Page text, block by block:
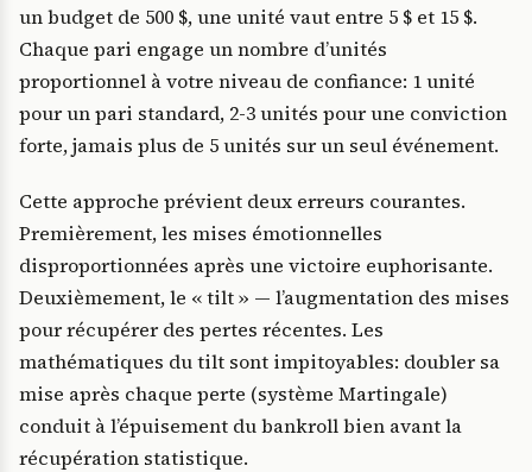
un budget de 500 $, une unité vaut entre 5 $ et 15 $.
Chaque pari engage un nombre d’unités
proportionnel à votre niveau de confiance: 1 unité
pour un pari standard, 2-3 unités pour une conviction
forte, jamais plus de 5 unités sur un seul événement.
Cette approche prévient deux erreurs courantes.
Premièrement, les mises émotionnelles
disproportionnées après une victoire euphorisante.
Deuxièmement, le « tilt » — l’augmentation des mises
pour récupérer des pertes récentes. Les
mathématiques du tilt sont impitoyables: doubler sa
mise après chaque perte (système Martingale)
conduit à l’épuisement du bankroll bien avant la
récupération statistique.